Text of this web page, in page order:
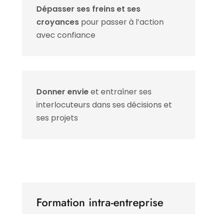
Dépasser ses freins et ses
croyancespour passer à l’action
avec confiance
Donner envieet entraîner ses
interlocuteurs dans ses décisions et
ses projets
Formation intra-entreprise